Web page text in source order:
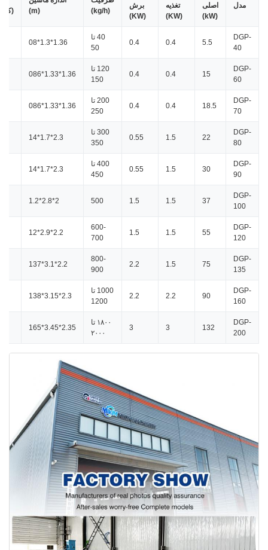
مدل
اصلی
(kW)
تغذیه
(KW)
برش
(KW)
(kg/h)
(m)
DGP-
40
5.5
0.4
0.4
40 تا
50
1.36*1.3*08
DGP-
60
15
0.4
0.4
120 تا
150
1.36*1.33*086
DGP-
70
18.5
0.4
0.4
200 تا
250
1.36*1.33*086
DGP-
80
22
1.5
0.55
300 تا
350
2.3*1.7*14
DGP-
90
30
1.5
0.55
400 تا
450
2.3*1.7*14
DGP-
100
37
1.5
1.5
500
2*2.8*1.2
DGP-
120
55
1.5
1.5
600-
700
2.2*2.9*12
DGP-
135
75
1.5
2.2
800-
900
2.2*3.1*137
DGP-
160
90
2.2
2.2
1000 تا
1200
2.3*3.15*138
DGP-
200
132
3
3
۱۸۰۰ تا
۲۰۰۰
2.35*3.45*165